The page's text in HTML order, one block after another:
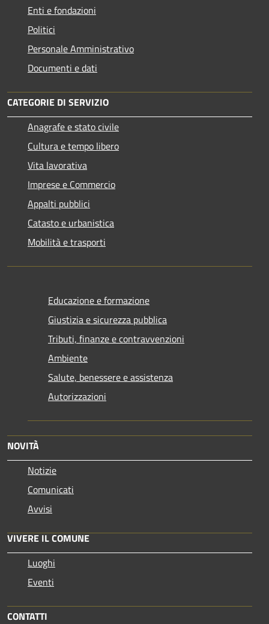
Enti e fondazioni
Politici
Personale Amministrativo
Documenti e dati
CATEGORIE DI SERVIZIO
Anagrafe e stato civile
Cultura e tempo libero
Vita lavorativa
Imprese e Commercio
Appalti pubblici
Catasto e urbanistica
Mobilità e trasporti
Educazione e formazione
Giustizia e sicurezza pubblica
Tributi, finanze e contravvenzioni
Ambiente
Salute, benessere e assistenza
Autorizzazioni
NOVITÀ
Notizie
Comunicati
Avvisi
VIVERE IL COMUNE
Luoghi
Eventi
CONTATTI